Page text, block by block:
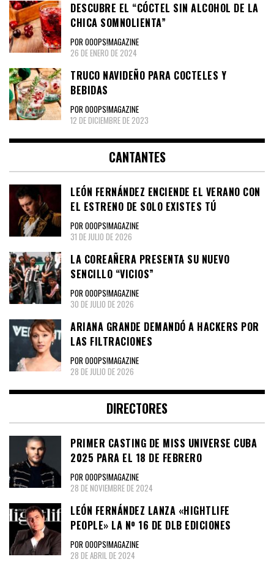
DESCUBRE EL “CÓCTEL SIN ALCOHOL DE LA
CHICA SOMNOLIENTA”
POR OOOPS!MAGAZINE
26 DE ENERO DE 2024
TRUCO NAVIDEÑO PARA COCTELES Y
BEBIDAS
POR OOOPS!MAGAZINE
12 DE DICIEMBRE DE 2023
CANTANTES
LEÓN FERNÁNDEZ ENCIENDE EL VERANO CON
EL ESTRENO DE SOLO EXISTES TÚ
POR OOOPS!MAGAZINE
31 DE JULIO DE 2026
LA COREAÑERA PRESENTA SU NUEVO
SENCILLO “VICIOS”
POR OOOPS!MAGAZINE
30 DE JULIO DE 2026
ARIANA GRANDE DEMANDÓ A HACKERS POR
LAS FILTRACIONES
POR OOOPS!MAGAZINE
28 DE JULIO DE 2026
DIRECTORES
PRIMER CASTING DE MISS UNIVERSE CUBA
2025 PARA EL 18 DE FEBRERO
POR OOOPS!MAGAZINE
28 DE NOVIEMBRE DE 2024
LEÓN FERNÁNDEZ LANZA «HIGHTLIFE
PEOPLE» LA Nº 16 DE DLB EDICIONES
POR OOOPS!MAGAZINE
28 DE ABRIL DE 2024